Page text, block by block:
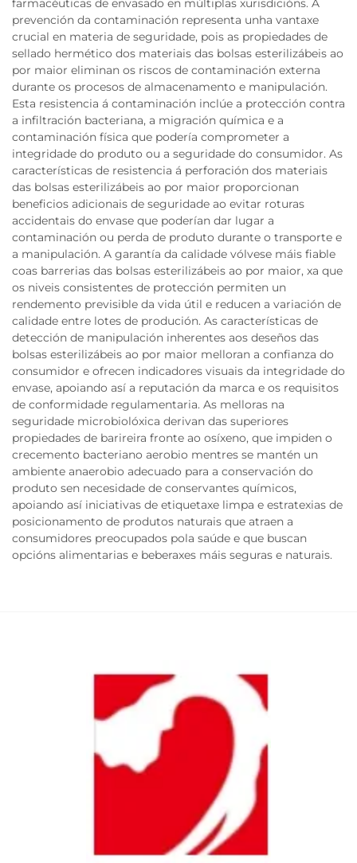
farmacéuticas de envasado en múltiplas xurisdicións. A
prevención da contaminación representa unha vantaxe
crucial en materia de seguridade, pois as propiedades de
sellado hermético dos materiais das bolsas esterilizábeis ao
por maior eliminan os riscos de contaminación externa
durante os procesos de almacenamento e manipulación.
Esta resistencia á contaminación inclúe a protección contra
a infiltración bacteriana, a migración química e a
contaminación física que podería comprometer a
integridade do produto ou a seguridade do consumidor. As
características de resistencia á perforación dos materiais
das bolsas esterilizábeis ao por maior proporcionan
beneficios adicionais de seguridade ao evitar roturas
accidentais do envase que poderían dar lugar a
contaminación ou perda de produto durante o transporte e
a manipulación. A garantía da calidade vólvese máis fiable
coas barrerias das bolsas esterilizábeis ao por maior, xa que
os niveis consistentes de protección permiten un
rendemento previsible da vida útil e reducen a variación de
calidade entre lotes de produción. As características de
detección de manipulación inherentes aos deseños das
bolsas esterilizábeis ao por maior melloran a confianza do
consumidor e ofrecen indicadores visuais da integridade do
envase, apoiando así a reputación da marca e os requisitos
de conformidade regulamentaria. As melloras na
seguridade microbiolóxica derivan das superiores
propiedades de barireira fronte ao osíxeno, que impiden o
crecemento bacteriano aerobio mentres se mantén un
ambiente anaerobio adecuado para a conservación do
produto sen necesidade de conservantes químicos,
apoiando así iniciativas de etiquetaxe limpa e estratexias de
posicionamento de produtos naturais que atraen a
consumidores preocupados pola saúde e que buscan
opcións alimentarias e beberaxes máis seguras e naturais.